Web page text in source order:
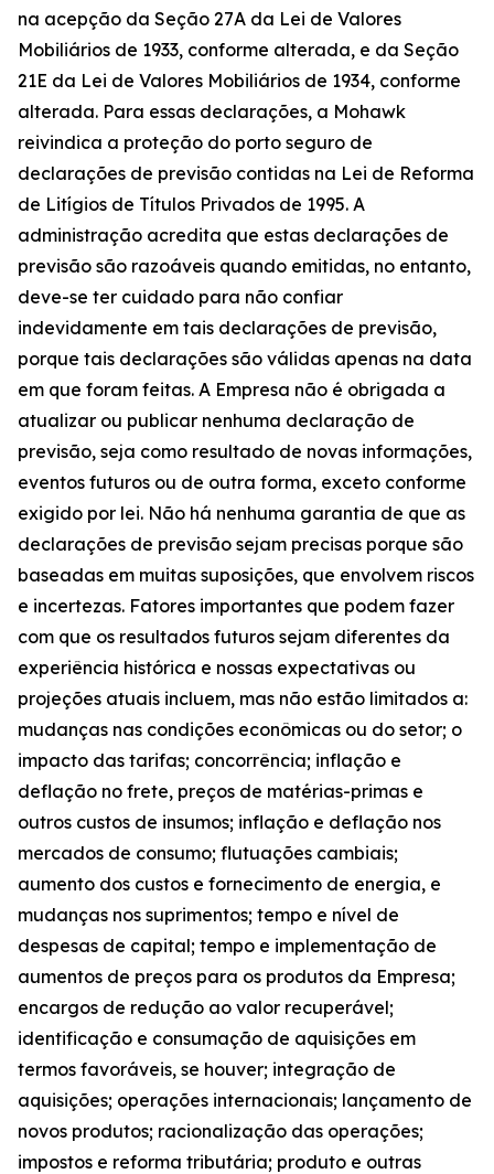
na acepção da Seção 27A da Lei de Valores
Mobiliários de 1933, conforme alterada, e da Seção
21E da Lei de Valores Mobiliários de 1934, conforme
alterada. Para essas declarações, a Mohawk
reivindica a proteção do porto seguro de
declarações de previsão contidas na Lei de Reforma
de Litígios de Títulos Privados de 1995. A
administração acredita que estas declarações de
previsão são razoáveis quando emitidas, no entanto,
deve-se ter cuidado para não confiar
indevidamente em tais declarações de previsão,
porque tais declarações são válidas apenas na data
em que foram feitas. A Empresa não é obrigada a
atualizar ou publicar nenhuma declaração de
previsão, seja como resultado de novas informações,
eventos futuros ou de outra forma, exceto conforme
exigido por lei. Não há nenhuma garantia de que as
declarações de previsão sejam precisas porque são
baseadas em muitas suposições, que envolvem riscos
e incertezas. Fatores importantes que podem fazer
com que os resultados futuros sejam diferentes da
experiência histórica e nossas expectativas ou
projeções atuais incluem, mas não estão limitados a:
mudanças nas condições econômicas ou do setor; o
impacto das tarifas; concorrência; inflação e
deflação no frete, preços de matérias-primas e
outros custos de insumos; inflação e deflação nos
mercados de consumo; flutuações cambiais;
aumento dos custos e fornecimento de energia, e
mudanças nos suprimentos; tempo e nível de
despesas de capital; tempo e implementação de
aumentos de preços para os produtos da Empresa;
encargos de redução ao valor recuperável;
identificação e consumação de aquisições em
termos favoráveis, se houver; integração de
aquisições; operações internacionais; lançamento de
novos produtos; racionalização das operações;
impostos e reforma tributária; produto e outras